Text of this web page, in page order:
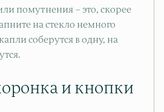
помутнения – это, скорее
на стекло немного
соберутся в одну, на
и кнопки